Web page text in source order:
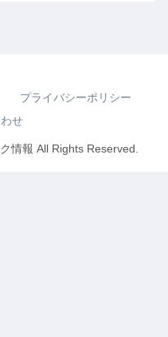
プライバシーポリシー
せ
情報 All Rights Reserved.